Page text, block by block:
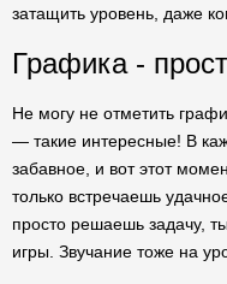
затащить уровень, даже
Графика -
Не могу не отметить
— такие интересные! В
забавное, и вот этот
только встречаешь
просто решаешь задачу,
игры. Звучание тоже на